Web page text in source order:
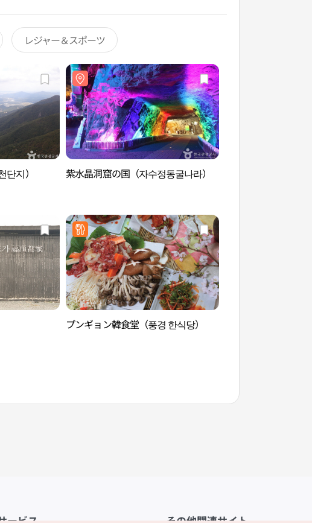
レジャー＆スポーツ
지） 紫水晶洞窟の国（자수정동굴나라）
プンギョン韓食堂（풍경 한식당）